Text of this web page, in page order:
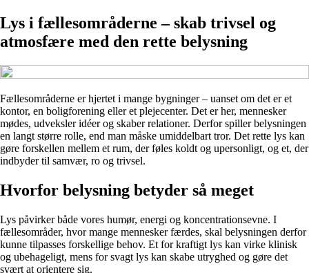
Lys i fællesområderne – skab trivsel og
atmosfære med den rette belysning
Fællesområderne er hjertet i mange bygninger – uanset om det er et
kontor, en boligforening eller et plejecenter. Det er her, mennesker
mødes, udveksler idéer og skaber relationer. Derfor spiller belysningen
en langt større rolle, end man måske umiddelbart tror. Det rette lys kan
gøre forskellen mellem et rum, der føles koldt og upersonligt, og et, der
indbyder til samvær, ro og trivsel.
Hvorfor belysning betyder så meget
Lys påvirker både vores humør, energi og koncentrationsevne. I
fællesområder, hvor mange mennesker færdes, skal belysningen derfor
kunne tilpasses forskellige behov. Et for kraftigt lys kan virke klinisk
og ubehageligt, mens for svagt lys kan skabe utryghed og gøre det
svært at orientere sig.